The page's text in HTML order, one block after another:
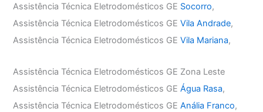
Assistência Técnica Eletrodomésticos GE Socorro,
Assistência Técnica Eletrodomésticos GEVila Andrade,
Assistência Técnica Eletrodomésticos GEVila Mariana,
Assistência Técnica Eletrodomésticos GE Zona Leste
Assistência Técnica Eletrodomésticos GEÁgua Rasa,
Assistência Técnica Eletrodomésticos GEAnália Franco,